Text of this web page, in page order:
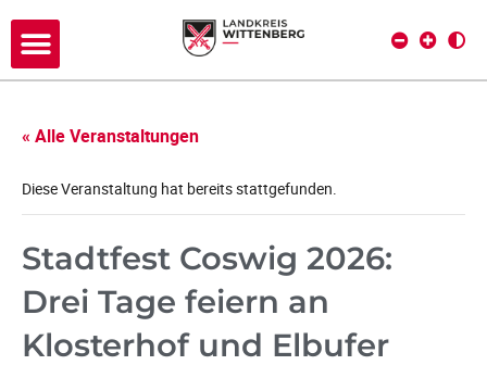
« Alle Veranstaltungen
Diese Veranstaltung hat bereits stattgefunden.
Stadtfest Coswig 2026:
Drei Tage feiern an
Klosterhof und Elbufer